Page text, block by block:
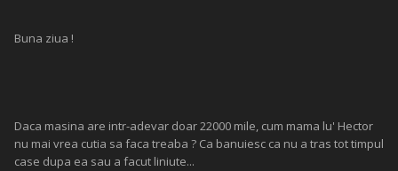
Buna ziua !
Daca masina are intr-adevar doar 22000 mile, cum mama lu' Hector
nu mai vrea cutia sa faca treaba ? Ca banuiesc ca nu a tras tot timpul
case dupa ea sau a facut liniute...